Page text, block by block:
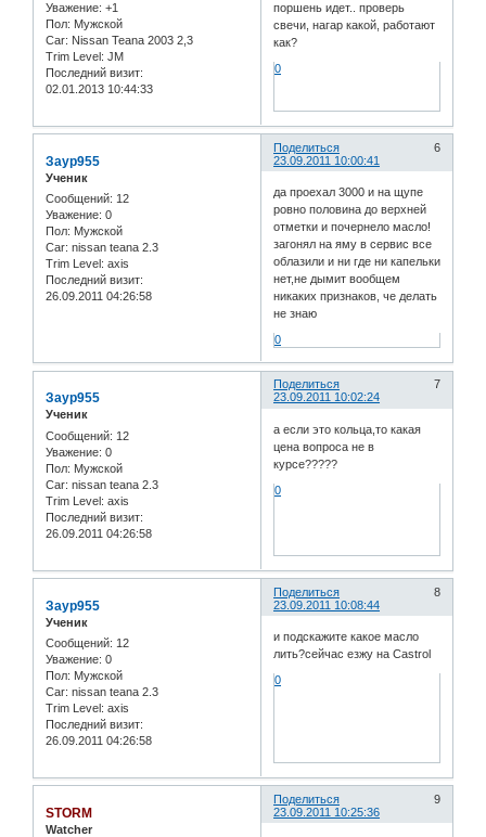
Уважение: +1
Пол: Мужской
Car: Nissan Teana 2003 2,3
Trim Level: JM
Последний визит:
02.01.2013 10:44:33
поршень идет.. проверь
свечи, нагар какой, работают
как?
0
Поделиться
6
23.09.2011 10:00:41
Заур955
Ученик
Сообщений: 12
Уважение: 0
Пол: Мужской
Car: nissan teana 2.3
Trim Level: axis
Последний визит:
26.09.2011 04:26:58
да проехал 3000 и на щупе
ровно половина до верхней
отметки и почернело масло!
загонял на яму в сервис все
облазили и ни где ни капельки
нет,не дымит вообщем
никаких признаков, че делать
не знаю
0
Поделиться
7
23.09.2011 10:02:24
Заур955
Ученик
Сообщений: 12
Уважение: 0
Пол: Мужской
Car: nissan teana 2.3
Trim Level: axis
Последний визит:
26.09.2011 04:26:58
а если это кольца,то какая
цена вопроса не в
курсе?????
0
Поделиться
8
23.09.2011 10:08:44
Заур955
Ученик
Сообщений: 12
Уважение: 0
Пол: Мужской
Car: nissan teana 2.3
Trim Level: axis
Последний визит:
26.09.2011 04:26:58
и подскажите какое масло
лить?сейчас езжу на Castrol
0
Поделиться
9
23.09.2011 10:25:36
STORM
Watcher